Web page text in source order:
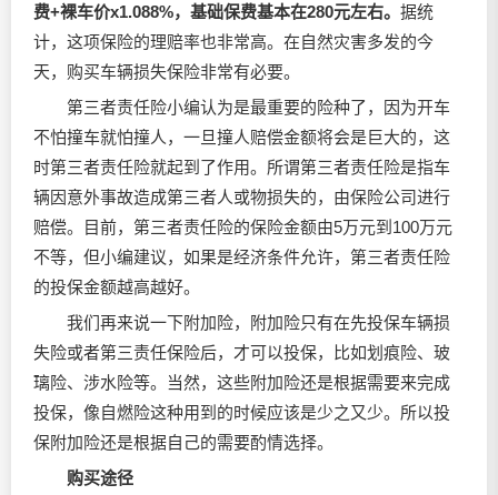
费+裸车价x1.088%，基础保费基本在280元左右。 据统
计，这项保险的理赔率也非常高。在自然灾害多发的今
天，购买车辆损失保险非常有必要。
第三者责任险小编认为是最重要的险种了，因为开车
不怕撞车就怕撞人，一旦撞人赔偿金额将会是巨大的，这
时第三者责任险就起到了作用。所谓第三者责任险是指车
辆因意外事故造成第三者人或物损失的，由保险公司进行
赔偿。目前，第三者责任险的保险金额由5万元到100万元
不等，但小编建议，如果是经济条件允许，第三者责任险
的投保金额越高越好。
我们再来说一下附加险，附加险只有在先投保车辆损
失险或者第三责任保险后，才可以投保，比如划痕险、玻
璃险、涉水险等。当然，这些附加险还是根据需要来完成
投保，像自燃险这种用到的时候应该是少之又少。所以投
保附加险还是根据自己的需要酌情选择。
购买途径